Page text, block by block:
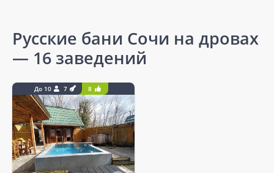
Русские бани Сочи на дровах
— 16 заведений
До 10 7 8